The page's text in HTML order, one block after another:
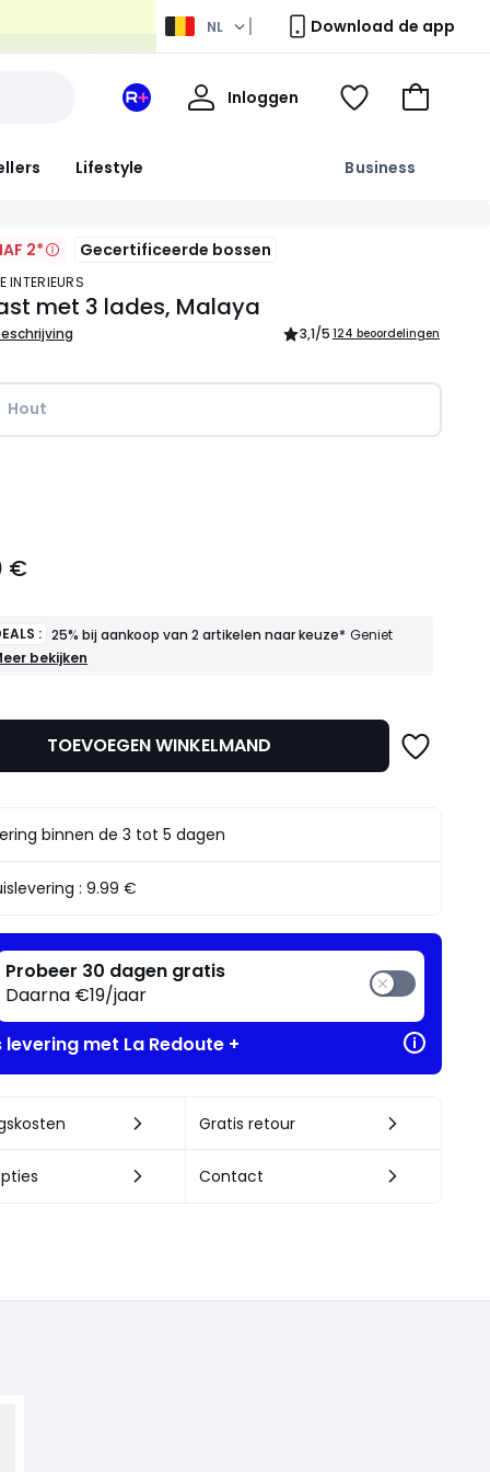
NL Download de app
Lifestyle Business
Mijn
+
Inloggen
Mijn
Kijk
Naar
2* Gecertificeerde bossen
INTERIEURS
met 3 lades, Malaya
3,1/5 124 beoordelingen
Hout
€
: 25% bij aankoop van 2 artikelen naar keuze* Geniet
aankoop
naar
ervan
bekijken
TOEVOEGEN WINKELMAND
binnen de 3 tot 5 dagen
:9.99 €
Probeer 30 dagen gratis
Daarna €19/jaar
levering met La Redoute +
Gratis retour
Contact